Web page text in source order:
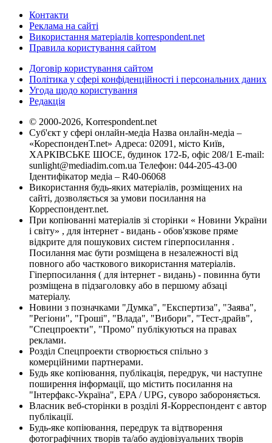
Контакти
Реклама на сайті
Використання матеріалів korrespondent.net
Правила користування сайтом
Договір користування сайтом
Політика у сфері конфіденційності і персональних даних
Угода щодо користування
Редакція
© 2000-2026, Korrespondent.net
Суб'єкт у сфері онлайн-медіа Назва онлайн-медіа –
«КореспонденТ.net» Адреса: 02091, місто Київ,
ХАРКІВСЬКЕ ШОСЕ, будинок 172-Б, офіс 208/1 E-mail:
sunlight@mediadim.com.ua Телефон: 044-205-43-00
Ідентифікатор медіа – R40-06068
Використання будь-яких матеріалів, розміщених на
сайті, дозволяється за умови посилання на
Корреспондент.net.
При копіюванні матеріалів зі сторінки « Новини України
і світу» , для інтернет - видань - обов'язкове пряме
відкрите для пошукових систем гіперпосилання .
Посилання має бути розміщена в незалежності від
повного або часткового використання матеріалів.
Гіперпосилання ( для інтернет - видань) - повинна бути
розміщена в підзаголовку або в першому абзаці
матеріалу.
Новини з позначками "Думка", "Експертиза", "Заява",
"Регіони", "Гроші", "Влада", "Вибори", "Тест-драйв",
"Спецпроекти", "Промо" публікуються на правах
реклами.
Розділ Спецпроекти створюється спільно з
комерційними партнерами.
Будь яке копіювання, публікація, передрук, чи наступне
поширення інформації, що містить посилання на
"Інтерфакс-Україна", EPA / UPG, суворо забороняється.
Власник веб-сторінки в розділі Я-Корреспондент є автор
публікації.
Будь-яке копіювання, передрук та відтворення
фотографічних творів та/або аудіовізуальних творів